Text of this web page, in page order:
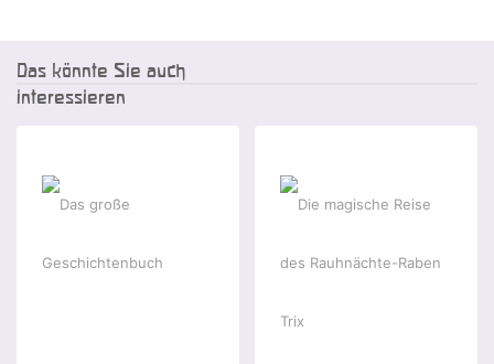
Das könnte Sie auch
interessieren